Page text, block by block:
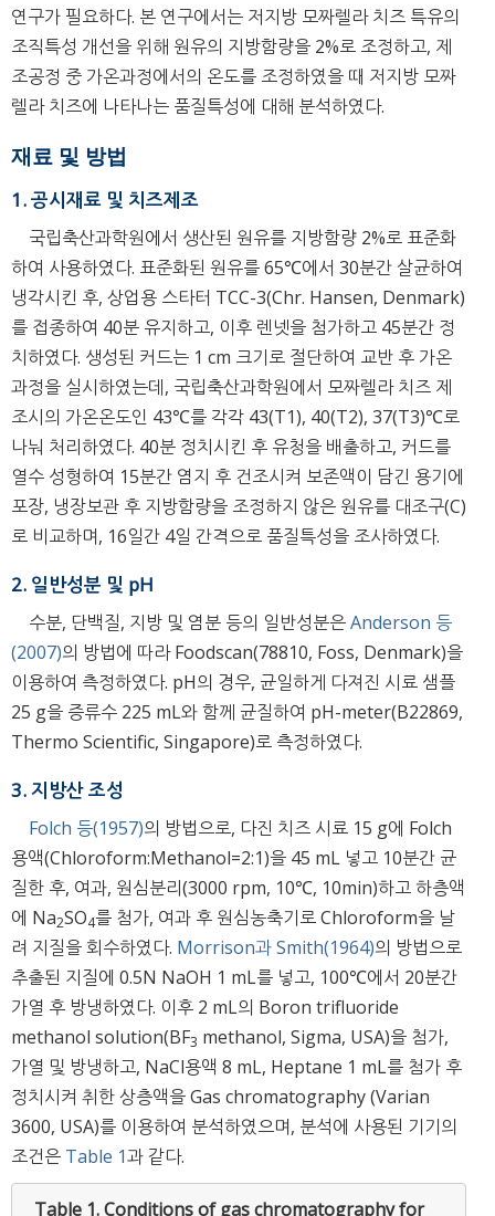
연구가 필요하다. 본 연구에서는 저지방 모짜렐라 치즈 특유의
조직특성 개선을 위해 원유의 지방함량을 2%로 조정하고, 제
조공정 중 가온과정에서의 온도를 조정하였을 때 저지방 모짜
렐라 치즈에 나타나는 품질특성에 대해 분석하였다.
재료 및 방법
1. 공시재료 및 치즈제조
국립축산과학원에서 생산된 원유를 지방함량 2%로 표준화
하여 사용하였다. 표준화된 원유를 65℃에서 30분간 살균하여
냉각시킨 후, 상업용 스타터 TCC-3(Chr. Hansen, Denmark)
를 접종하여 40분 유지하고, 이후 렌넷을 첨가하고 45분간 정
치하였다. 생성된 커드는 1 cm 크기로 절단하여 교반 후 가온
과정을 실시하였는데, 국립축산과학원에서 모짜렐라 치즈 제
조시의 가온온도인 43℃를 각각 43(T1), 40(T2), 37(T3)℃로
나눠 처리하였다. 40분 정치시킨 후 유청을 배출하고, 커드를
열수 성형하여 15분간 염지 후 건조시켜 보존액이 담긴 용기에
포장, 냉장보관 후 지방함량을 조정하지 않은 원유를 대조구(C)
로 비교하며, 16일간 4일 간격으로 품질특성을 조사하였다.
2. 일반성분 및 pH
수분, 단백질, 지방 및 염분 등의 일반성분은Anderson 등
(2007)의 방법에 따라 Foodscan(78810, Foss, Denmark)을
이용하여 측정하였다. pH의 경우, 균일하게 다져진 시료 샘플
25 g을 증류수 225 mL와 함께 균질하여 pH-meter(B22869,
Thermo Scientific, Singapore)로 측정하였다.
3. 지방산 조성
Folch 등(1957)의 방법으로, 다진 치즈 시료 15 g에 Folch
용액(Chloroform:Methanol=2:1)을 45 mL 넣고 10분간 균
질한 후, 여과, 원심분리(3000 rpm, 10℃, 10min)하고 하층액
에 Na2SO4를 첨가, 여과 후 원심농축기로 Chloroform을 날
려 지질을 회수하였다. Morrison과 Smith(1964)의 방법으로
추출된 지질에 0.5N NaOH 1 mL를 넣고, 100℃에서 20분간
가열 후 방냉하였다. 이후 2 mL의 Boron trifluoride
methanol solution(BF3 methanol, Sigma, USA)을 첨가,
가열 및 방냉하고, NaCl용액 8 mL, Heptane 1 mL를 첨가 후
정치시켜 취한 상층액을 Gas chromatography (Varian
3600, USA)를 이용하여 분석하였으며, 분석에 사용된 기기의
조건은 Table 1과 같다.
Table 1.Conditions of gas chromatography for